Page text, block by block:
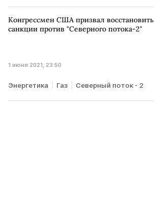
Конгрессмен США призвал восстановить
санкции против "Северного потока-2"
1 июня 2021, 23:50
Энергетика Газ Северный поток - 2